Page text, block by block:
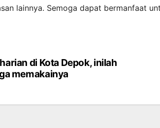
lainnya. Semoga dapat bermanfaat
di Kota Depok, inilah
memakainya